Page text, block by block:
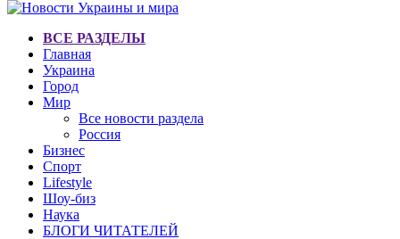
ВСЕ РАЗДЕЛЫ
Главная
Украина
Город
Мир
Все новости раздела
Россия
Бизнес
Спорт
Lifestyle
Шоу-биз
Наука
БЛОГИ ЧИТАТЕЛЕЙ